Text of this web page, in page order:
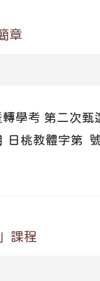
章
學考 第二次
桃教體字第
課程